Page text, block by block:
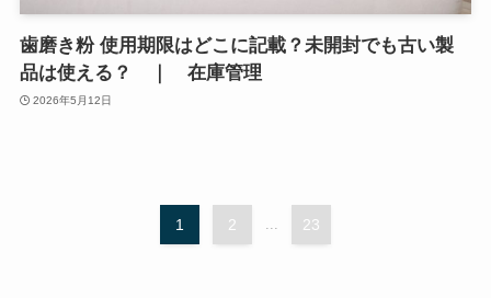
歯磨き粉 使用期限はどこに記載？未開封でも古い製
品は使える？ ｜ 在庫管理
2026年5月12日
1 2 23